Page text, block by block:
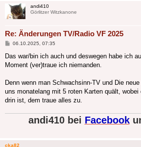
andi410
Görlitzer Witzkanone
Re: Änderungen TV/Radio VF 2025
Beitrag
06.10.2025, 07:35
Das war/bin ich auch und deswegen habe ich
Moment (ver)traue ich niemanden.
Denn wenn man Schwachsinn-TV und Die
uns monatelang mit 5 roten Karten quält, wobei
drin ist, dem traue alles zu.
andi410 bei Facebook
cka82